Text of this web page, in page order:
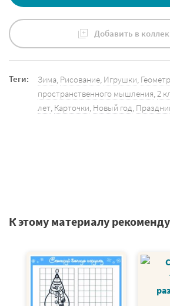
Добавить в
Теги: Зима Рисование Игрушки
пространственного мышления 2
лет Карточки Новый год
К этому материалу